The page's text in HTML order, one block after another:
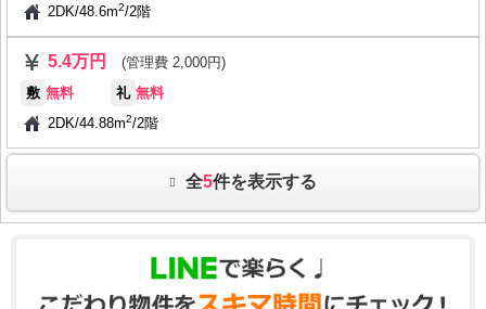
2DK/48.6m2/2階
5.4万円
(管理費 2,000円)
敷 無料 礼 無料
2DK/44.88m2/2階
全5件を表示する